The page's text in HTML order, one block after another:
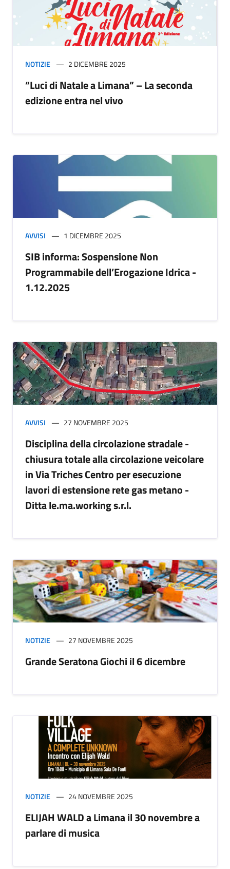
NOTIZIE 2 DICEMBRE 2025
“Luci di Natale a Limana” – La seconda
edizione entra nel vivo
AVVISI 1 DICEMBRE 2025
SIB informa: Sospensione Non
Programmabile dell’Erogazione Idrica -
1.12.2025
AVVISI 27 NOVEMBRE 2025
Disciplina della circolazione stradale -
chiusura totale alla circolazione veicolare
in Via Triches Centro per esecuzione
lavori di estensione rete gas metano -
Ditta le.ma.working s.r.l.
NOTIZIE 27 NOVEMBRE 2025
Grande Seratona Giochi il 6 dicembre
NOTIZIE 24 NOVEMBRE 2025
ELIJAH WALD a Limana il 30 novembre a
parlare di musica